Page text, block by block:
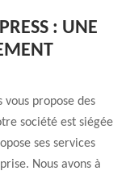
: UNE
vous propose des
société est siégée
ses services
Nous avons à